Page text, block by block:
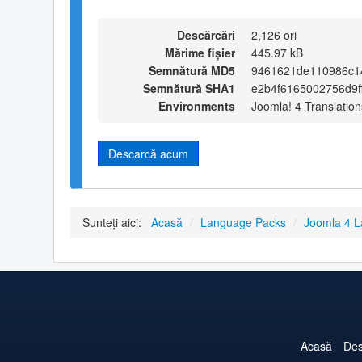
Descărcări
2,126 ori
Mărime fișier
445.97 kB
Semnătură MD5
Semnătură SHA1
Environments
Joomla! 4
Descarcă acum
Sunteți aici: Acasă / Language Packs / Joomla 4
Acasă